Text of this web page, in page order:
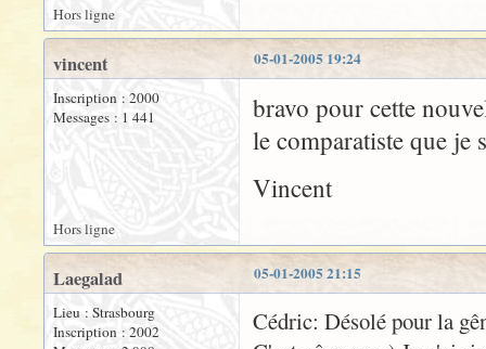
Hors ligne
05-01-2005 19:24
vincent
Inscription : 2000
Messages : 1 441
bravo pour cette
le comparatiste que je
Vincent
Hors ligne
05-01-2005 21:15
Laegalad
Lieu : Strasbourg
Inscription : 2002
Cédric: Désolé pour la